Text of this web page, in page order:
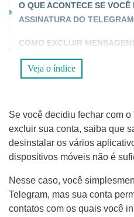
O QUE ACONTECE SE
ASSINATURA DO TELEGRAM
COMO EXCLUIR
TELEGRAM SEM EXCLUIR A
COMO SAIR DO TELEGRAM
SAIR DA WEB DO
COMO CANCELAR A
PERMANENTEMENTE
DESATIVE A CONTA DO
DESATIVE A CONTA DO
Veja o índice
Se você decidiu fechar com
excluir sua conta, saiba que
desinstalar os vários
dispositivos móveis não é
Nesse caso, você
Telegram, mas sua conta
contatos com os quais você